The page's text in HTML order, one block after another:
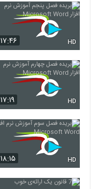
۱۷:۴۶ HD
۱۷:۱۹ HD
۱۸:۱۵ HD